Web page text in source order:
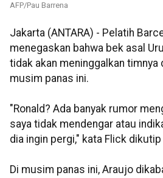
AFP/Pau Barrena
Jakarta (ANTARA) - Pelatih
menegaskan bahwa bek asal
tidak akan meninggalkan
musim panas ini.
"Ronald? Ada banyak rumor
saya tidak mendengar atau
dia ingin pergi," kata Flick
Di musim panas ini, Araujo